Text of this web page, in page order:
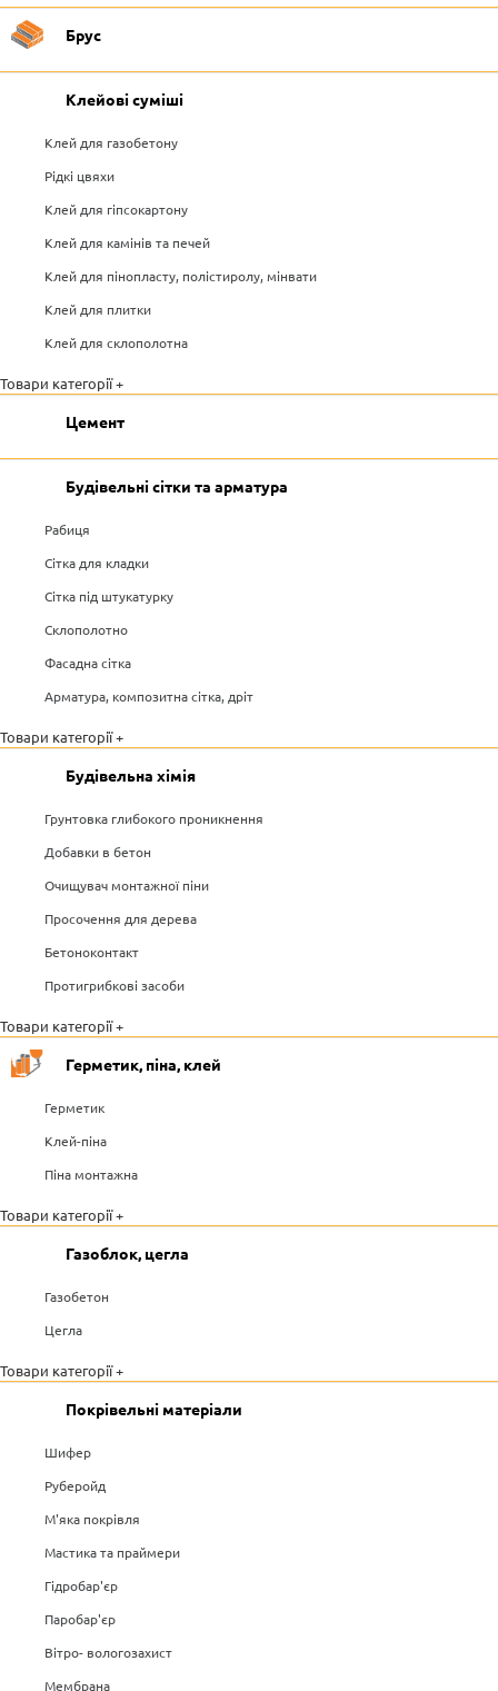
Брус
Клейові суміші
Клей для газобетону
Рідкі цвяхи
Клей для гіпсокартону
Клей для камінів та печей
Клей для пінопласту, полістиролу, мінвати
Клей для плитки
Клей для склополотна
Товари категорії +
Цемент
Будівельні сітки та арматура
Рабиця
Сітка для кладки
Сітка під штукатурку
Склополотно
Фасадна сітка
Арматура, композитна сітка, дріт
Товари категорії +
Будівельна хімія
Грунтовка глибокого проникнення
Добавки в бетон
Очищувач монтажної піни
Просочення для дерева
Бетоноконтакт
Протигрибкові засоби
Товари категорії +
Герметик, піна, клей
Герметик
Клей-піна
Піна монтажна
Товари категорії +
Газоблок, цегла
Газобетон
Цегла
Товари категорії +
Покрівельні матеріали
Шифер
Руберойд
М'яка покрівля
Мастика та праймери
Гідробар'єр
Паробар'єр
Вітро- вологозахист
Мембрана